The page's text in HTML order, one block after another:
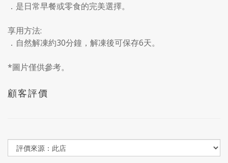
．是日常早餐或零食的完美選擇。
享用方法:
．自然解凍約30分鐘，解凍後可保存6天。
*圖片僅供參考。
顧客評價